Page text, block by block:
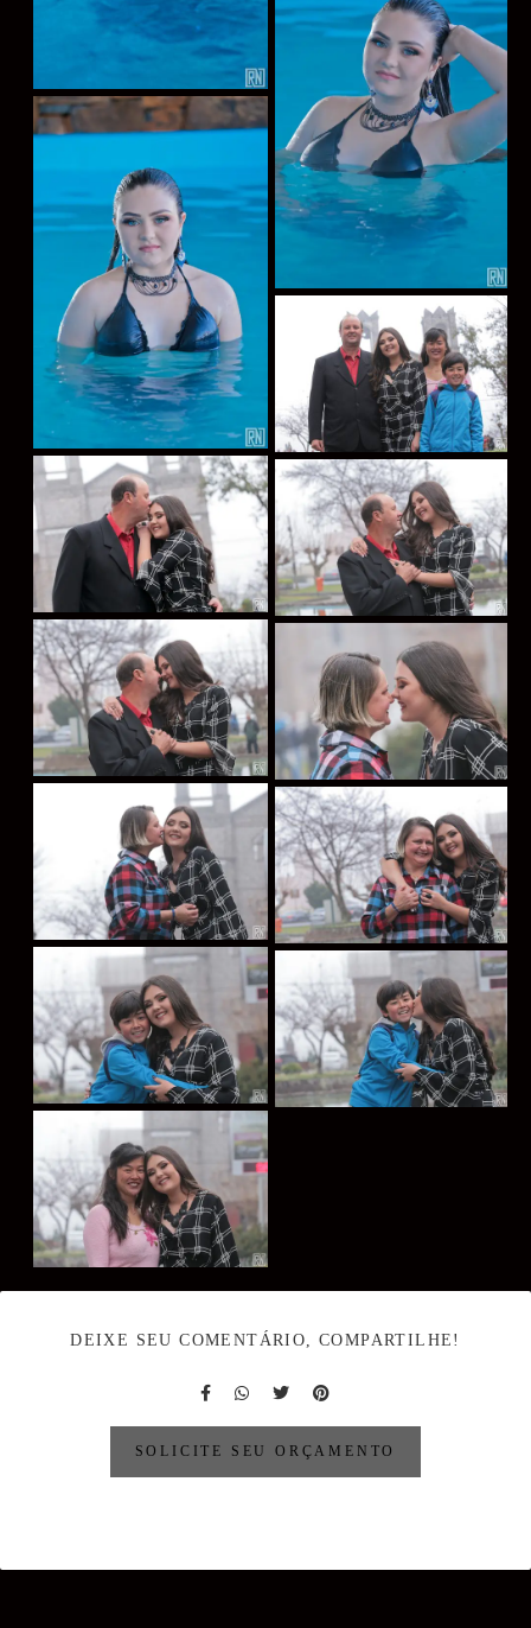
DEIXE SEU COMENTÁRIO, COMPARTILHE!
SOLICITE SEU ORÇAMENTO